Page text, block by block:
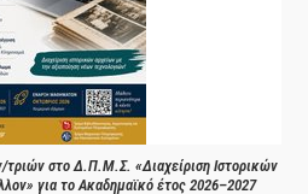
στο Δ.Π.Μ.Σ. «Διαχείριση Ιστορικών
για το Ακαδημαϊκό έτος 2026–2027